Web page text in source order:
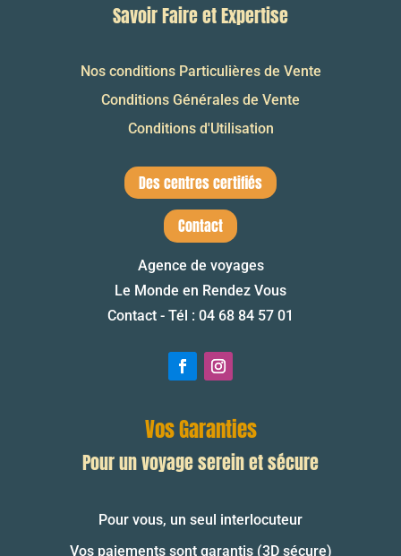
Savoir Faire et Expertise
Nos conditions Particulières de Vente
Conditions Générales de Vente
Conditions d'Utilisation
Des centres certifiés
Contact
Agence de voyages
Le Monde en Rendez Vous
Contact - Tél : 04 68 84 57 01
Vos Garanties
Pour un voyage serein et sécure
Pour vous, un seul interlocuteur
Vos paiements sont garantis (3D sécure)